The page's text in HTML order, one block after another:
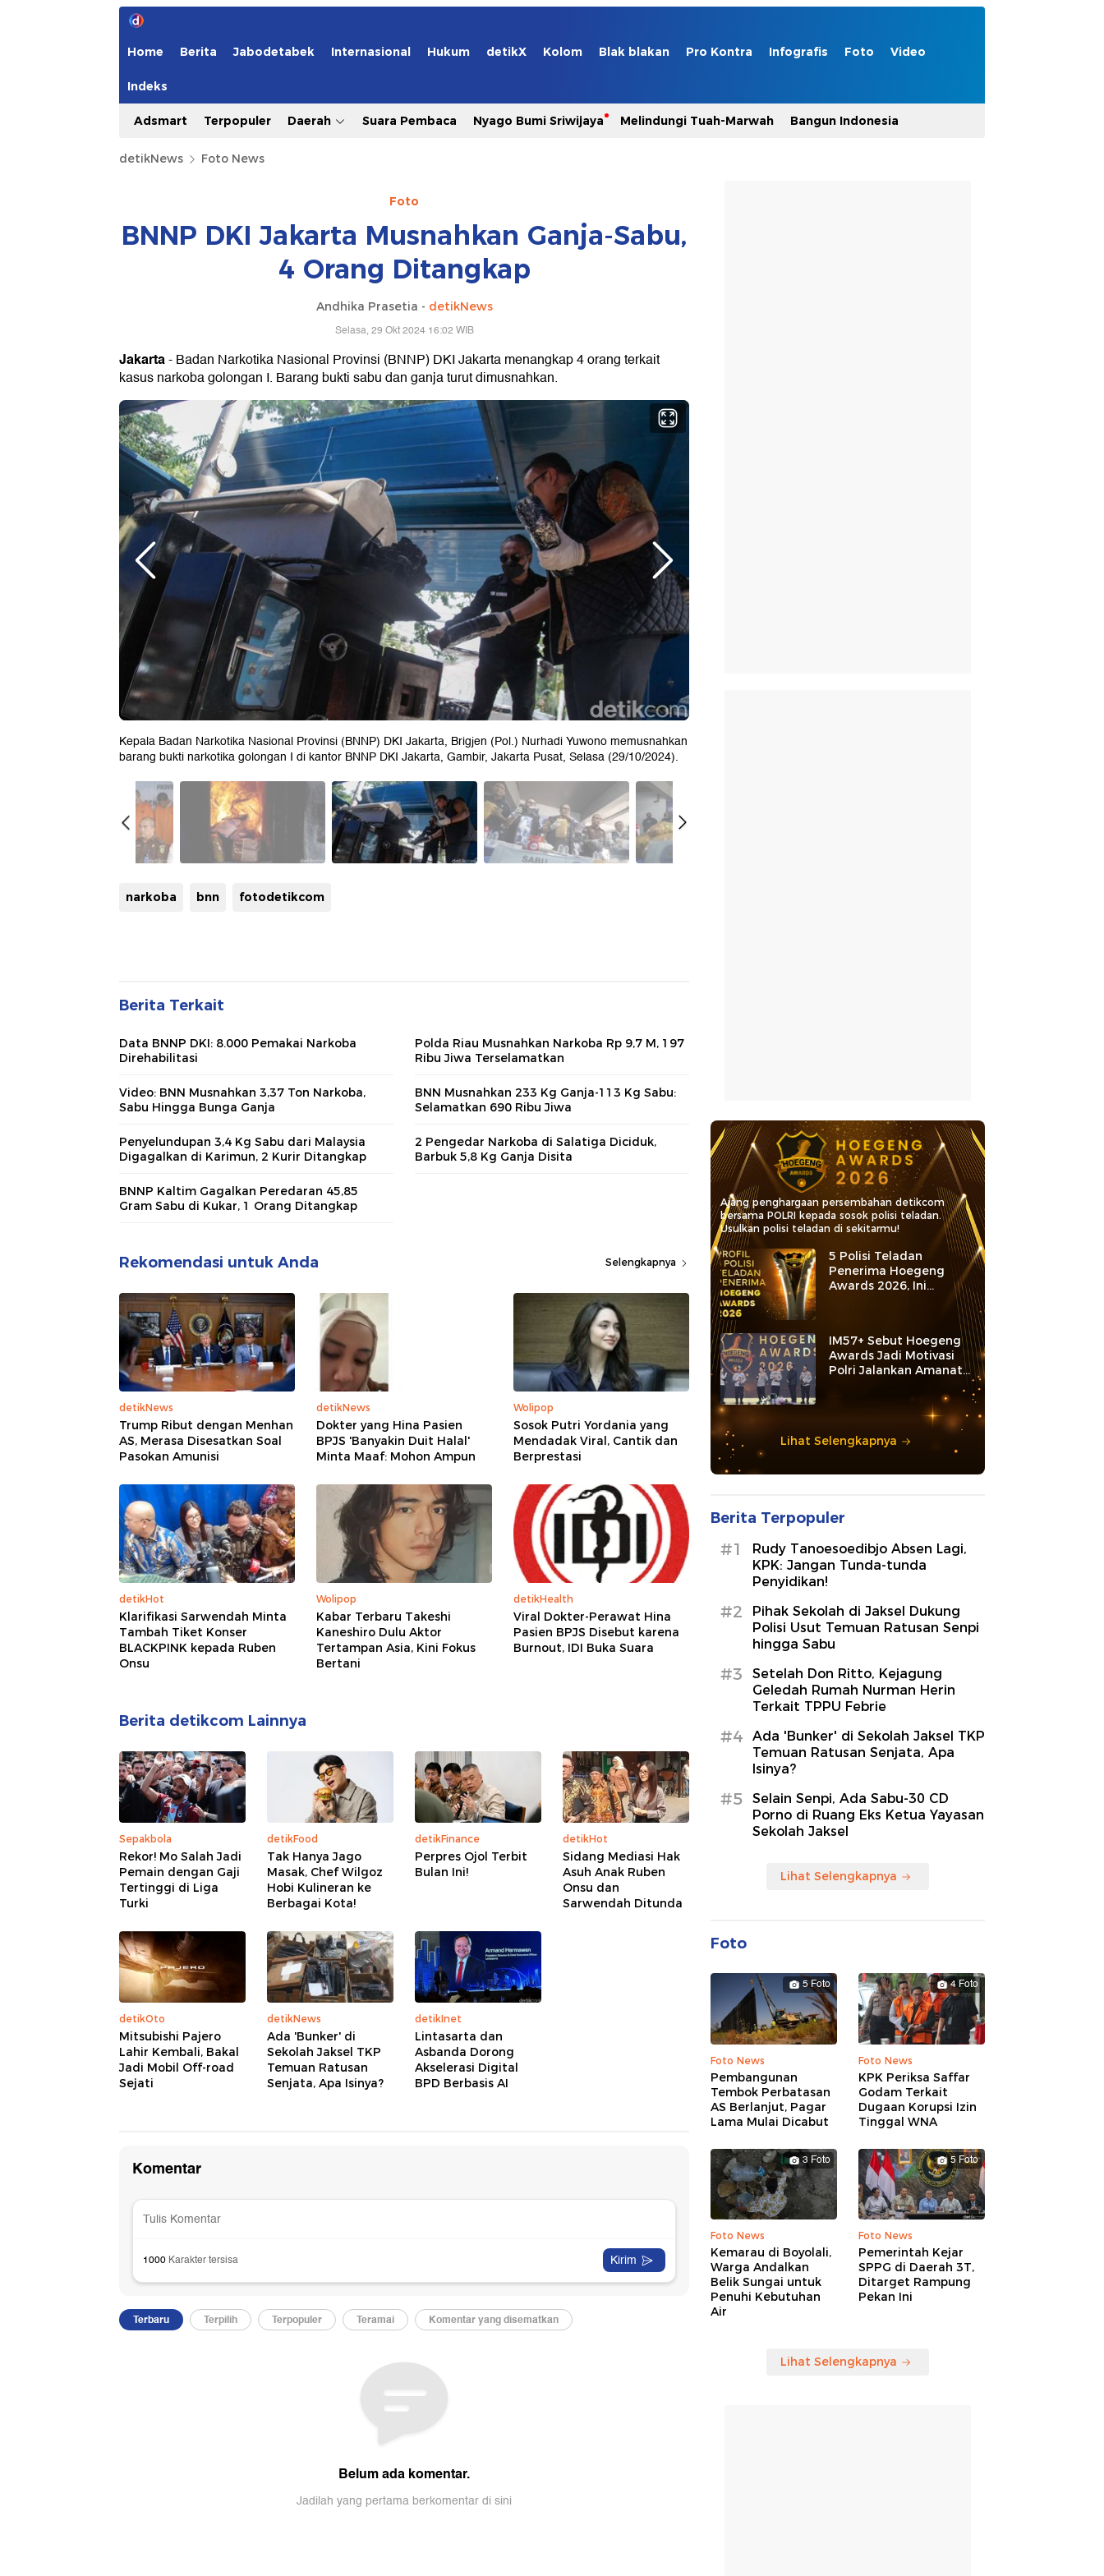
Home Berita Jabodetabek Internasional Hukum detikX Kolom Blak blakan Pro Kontra Infografis Foto Video
Indeks
Adsmart Terpopuler Daerah Suara Pembaca Nyago Bumi Sriwijaya Melindungi Tuah-Marwah Bangun Indonesia
detikNews Foto News
Foto
BNNP DKI Jakarta Musnahkan Ganja-Sabu,
4 Orang Ditangkap
Andhika Prasetia - detikNews
Selasa, 29 Okt 2024 16:02 WIB
Jakarta- Badan Narkotika Nasional Provinsi (BNNP) DKI Jakarta menangkap 4 orang terkait
kasus narkoba golongan I. Barang bukti sabu dan ganja turut dimusnahkan.
Kepala Badan Narkotika Nasional Provinsi (BNNP) DKI Jakarta, Brigjen (Pol.) Nurhadi Yuwono memusnahkan
barang bukti narkotika golongan I di kantor BNNP DKI Jakarta, Gambir, Jakarta Pusat, Selasa (29/10/2024).
narkoba bnn fotodetikcom
Berita Terkait
Data BNNP DKI: 8.000 Pemakai Narkoba
Direhabilitasi
Polda Riau Musnahkan Narkoba Rp 9,7 M, 197
Ribu Jiwa Terselamatkan
Video: BNN Musnahkan 3,37 Ton Narkoba,
Sabu Hingga Bunga Ganja
BNN Musnahkan 233 Kg Ganja-113 Kg Sabu:
Selamatkan 690 Ribu Jiwa
Penyelundupan 3,4 Kg Sabu dari Malaysia
Digagalkan di Karimun, 2 Kurir Ditangkap
2 Pengedar Narkoba di Salatiga Diciduk,
Barbuk 5,8 Kg Ganja Disita
BNNP Kaltim Gagalkan Peredaran 45,85
Gram Sabu di Kukar, 1 Orang Ditangkap
Rekomendasi untuk Anda Selengkapnya
detikNews
Trump Ribut dengan Menhan
AS, Merasa Disesatkan Soal
Pasokan Amunisi
detikNews
Dokter yang Hina Pasien
BPJS 'Banyakin Duit Halal'
Minta Maaf: Mohon Ampun
Wolipop
Sosok Putri Yordania yang
Mendadak Viral, Cantik dan
Berprestasi
detikHot
Klarifikasi Sarwendah Minta
Tambah Tiket Konser
BLACKPINK kepada Ruben
Onsu
Wolipop
Kabar Terbaru Takeshi
Kaneshiro Dulu Aktor
Tertampan Asia, Kini Fokus
Bertani
detikHealth
Viral Dokter-Perawat Hina
Pasien BPJS Disebut karena
Burnout, IDI Buka Suara
Berita detikcom Lainnya
Sepakbola
Rekor! Mo Salah Jadi
Pemain dengan Gaji
Tertinggi di Liga
Turki
detikFood
Tak Hanya Jago
Masak, Chef Wilgoz
Hobi Kulineran ke
Berbagai Kota!
detikFinance
Perpres Ojol Terbit
Bulan Ini!
detikHot
Sidang Mediasi Hak
Asuh Anak Ruben
Onsu dan
Sarwendah Ditunda
detikOto
Mitsubishi Pajero
Lahir Kembali, Bakal
Jadi Mobil Off-road
Sejati
detikNews
Ada 'Bunker' di
Sekolah Jaksel TKP
Temuan Ratusan
Senjata, Apa Isinya?
detikInet
Lintasarta dan
Asbanda Dorong
Akselerasi Digital
BPD Berbasis AI
Ajang penghargaan persembahan detikcom
bersama POLRI kepada sosok polisi teladan.
Usulkan polisi teladan di sekitarmu!
5 Polisi Teladan
Penerima Hoegeng
Awards 2026, Ini
Kategori dan Kiprahnya
IM57+ Sebut Hoegeng
Awards Jadi Motivasi
Polri Jalankan Amanat
Lihat Selengkapnya
Berita Terpopuler
#1
Rudy Tanoesoedibjo Absen Lagi,
KPK: Jangan Tunda-tunda
Penyidikan!
#2
Pihak Sekolah di Jaksel Dukung
Polisi Usut Temuan Ratusan Senpi
hingga Sabu
#3
Setelah Don Ritto, Kejagung
Geledah Rumah Nurman Herin
Terkait TPPU Febrie
#4
Ada 'Bunker' di Sekolah Jaksel TKP
Temuan Ratusan Senjata, Apa
Isinya?
#5
Selain Senpi, Ada Sabu-30 CD
Porno di Ruang Eks Ketua Yayasan
Sekolah Jaksel
Lihat Selengkapnya
Foto
5 Foto
Foto News
Pembangunan
Tembok Perbatasan
AS Berlanjut, Pagar
Lama Mulai Dicabut
4 Foto
Foto News
KPK Periksa Saffar
Godam Terkait
Dugaan Korupsi Izin
Tinggal WNA
3 Foto
Foto News
Kemarau di Boyolali,
Warga Andalkan
Belik Sungai untuk
Penuhi Kebutuhan
Air
5 Foto
Foto News
Pemerintah Kejar
SPPG di Daerah 3T,
Ditarget Rampung
Pekan Ini
Lihat Selengkapnya